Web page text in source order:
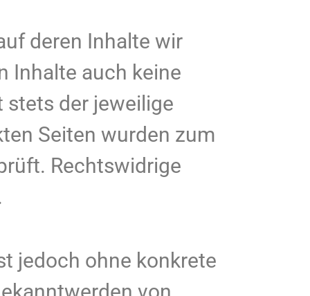
deren Inhalte wir
Inhalte auch keine
stets der jeweilige
Seiten wurden zum
Rechtswidrige
jedoch ohne konkrete